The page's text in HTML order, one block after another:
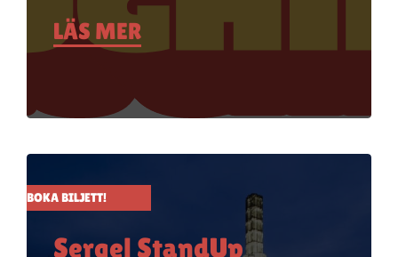
Stockholms äldsta
standupklubbar och är känd för
att ha de bästa komikerna i
välkommen till Big Ben Stand
LÄS MER
BOKA BILJETT!
Sergel StandUp